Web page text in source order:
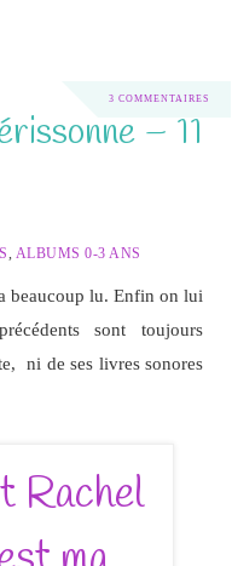
3 COMMENTAIRES
– 11
, ALBUMS 0-3 ANS
beaucoup lu. Enfin on lui
sont toujours
ni de ses livres sonores